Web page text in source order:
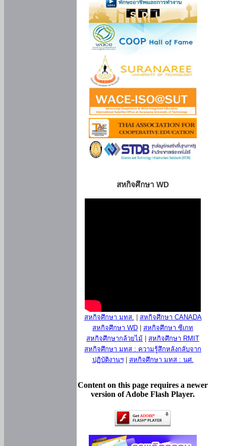
สหกิจศึกษา WD
สหกิจศึกษา มทส.
สหกิจศึกษา CANADA
สหกิจศึกษา WD
สหกิจศึกษา ซีเกท
สหกิจศึกษากล้วยไม้
สหกิจศึกษา RMIT
สหกิจศึกษา มทส : ความรู้สึกหลังกลับจาก
ปฏิบัติงานฯ| สหกิจศึกษา มทส : นศ.
Content on this page requires a newer
version of Adobe Flash Player.